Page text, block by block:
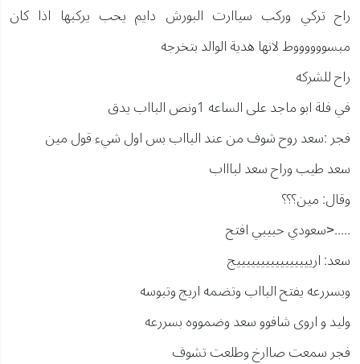
راح تركي وركب سياارت البورش دايم يحب يركبها اذا كان
مبسووووووط لانها هدية الوالد بتخرجه
راح للشركه
في فلة ابو ماجد على الساعه 1ونص البااب يدق
فجر :سعد روح شوف من عند البااب بس اول شيء قول مين
سعد طيب وراح سعد لباااب
وقال: مين؟؟؟
.....<سعودي حبيبي افتح
سعد: ارييييييييييييييييج
وبسررعه يفتح البااب وتضمه اريج وتبوسه
وليد و اروى شافوو سعد وضمووه بسررعه
فجر سمعت صاارخ وطلعت تشوف